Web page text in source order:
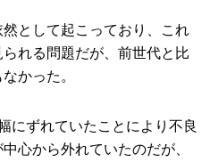
として起こっており、これ
れる問題だが、前世代と比
かった。
にずれていたことにより不良
心から外れていたのだが、